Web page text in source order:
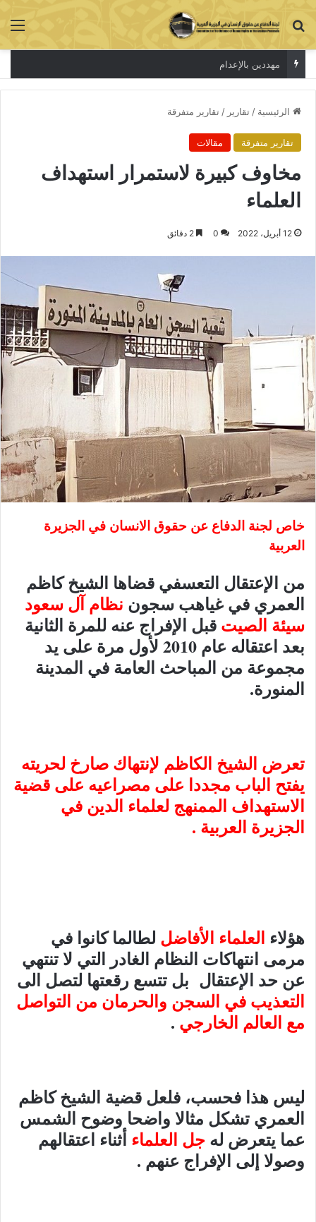
بحث عن
الاعتقال جريمة لا تخفي الحقيقة
الرئيسية / تقارير / تقارير متفرقة
تقارير متفرقة مقالات
مخاوف كبيرة لاستمرار استهداف
العلماء
12 أبريل، 2022 0
خاص لجنة الدفاع عن حقوق الانسان في الجزيرة
العربية
من الإعتقال التعسفي قضاها الشيخ كاظم
العمري في غياهب سجون نظام آل سعود
سيئة الصيت قبل الإفراج عنه للمرة الثانية
بعد اعتقاله عام 2010 لأول مرة على يد
مجموعة من المباحث العامة في المدينة
المنورة.
تعرض الشيخ الكاظم لإنتهاك صارخ لحريته
يفتح الباب مجددا على مصراعيه على قضية
الاستهداف الممنهج لعلماء الدين في
الجزيرة العربية .
هؤلاء العلماء الأفاضل لطالما كانوا في
مرمى انتهاكات النظام الغادر التي لا تنتهي
عن حد الإعتقال بل تتسع رقعتها لتصل الى
التعذيب في السجن والحرمان من التواصل
مع العالم الخارجي .
ليس هذا فحسب، فلعل قضية الشيخ كاظم
العمري تشكل مثالا واضحا وضوح الشمس
عما يتعرض له جل العلماء أثناء اعتقالهم
وصولا إلى الإفراج عنهم .